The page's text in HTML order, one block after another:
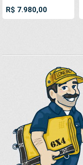
Impermeável Azul e
Cinza com bainha e
Proteção
R$ 7.980,00